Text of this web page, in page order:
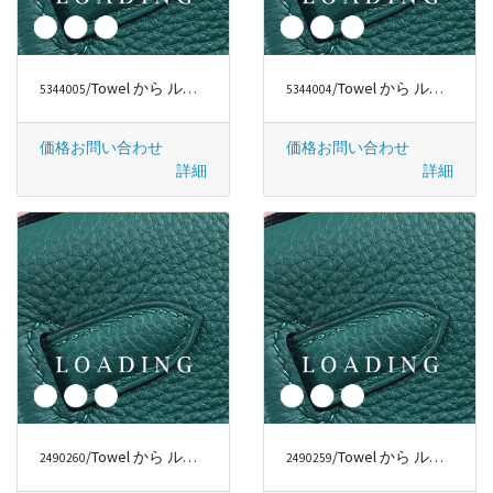
5344005/Towel から ルイヴィトン/LOUIS VUITTON
価格お問い合わせ
詳細
5344004/Towel から ルイヴィトン/LOUIS VUITTON
価格お問い合わせ
詳細
2490260/Towel から ルイヴィトン/LOUIS VUITTON 2490259/Towel から ルイヴィトン/LOUIS VUITTON